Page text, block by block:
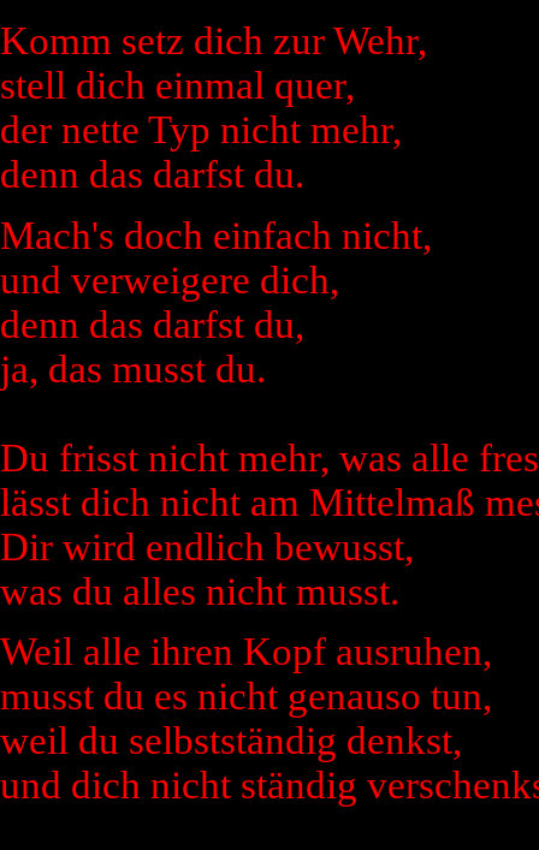
Komm setz dich zur Wehr,
stell dich einmal quer,
der nette Typ nicht mehr,
denn das darfst du.
Mach's doch einfach nicht,
und verweigere dich,
denn das darfst du,
ja, das musst du.
Du frisst nicht mehr, was alle
lässt dich nicht am Mittelmaß
Dir wird endlich bewusst,
was du alles nicht musst.
Weil alle ihren Kopf ausruhen,
musst du es nicht genauso tun,
weil du selbstständig denkst,
und dich nicht ständig